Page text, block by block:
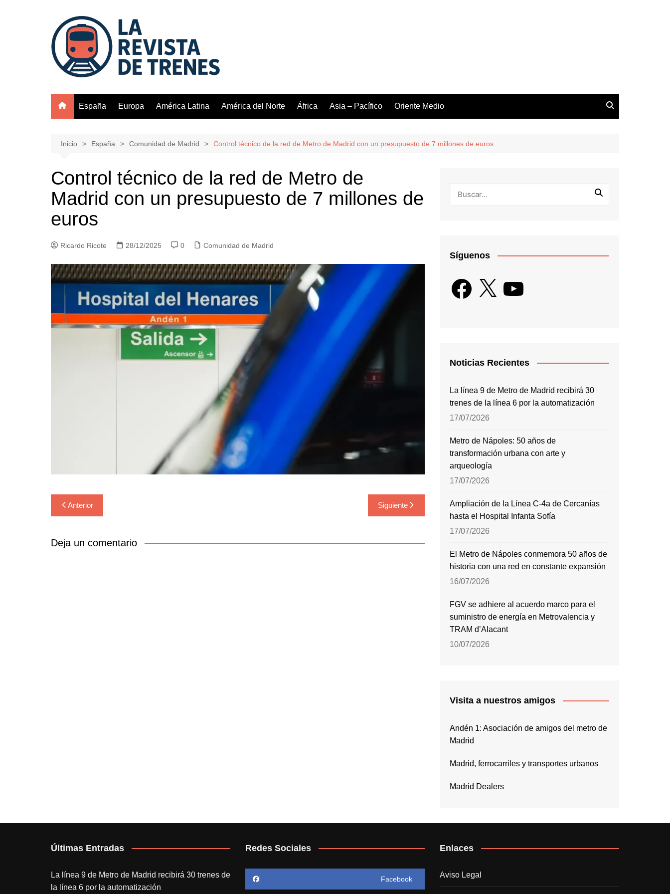
España Europa América Latina América del Norte África Asia – Pacífico Oriente Medio
Inicio España Comunidad de Madrid Control técnico de la red de Metro de Madrid con un presupuesto de 7 millones de euros
Control técnico de la red de Metro de
Madrid con un presupuesto de 7 millones de
euros
Ricardo Ricote 28/12/2025 0 Comunidad de Madrid
Navegación
de
entradas
Anterior Siguiente
Deja un comentario
Síguenos
Facebook
X YouTube
Noticias Recientes
La línea 9 de Metro de Madrid recibirá 30
trenes de la línea 6 por la automatización
17/07/2026
Metro de Nápoles: 50 años de
transformación urbana con arte y
arqueología
17/07/2026
Ampliación de la Línea C-4a de Cercanías
hasta el Hospital Infanta Sofía
17/07/2026
El Metro de Nápoles conmemora 50 años de
historia con una red en constante expansión
16/07/2026
FGV se adhiere al acuerdo marco para el
suministro de energía en Metrovalencia y
TRAM d’Alacant
10/07/2026
Visita a nuestros amigos
Andén 1: Asociación de amigos del metro de
Madrid
Madrid, ferrocarriles y transportes urbanos
Madrid Dealers
Últimas Entradas
La línea 9 de Metro de Madrid recibirá 30 trenes de
la línea 6 por la automatización
Redes Sociales
Facebook
Enlaces
Aviso Legal